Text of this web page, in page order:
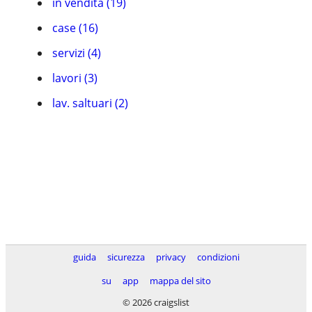
case (16)
servizi (4)
lavori (3)
lav. saltuari (2)
guida sicurezza privacy
condizioni
su
app
mappa del sito
© 2026 craigslist